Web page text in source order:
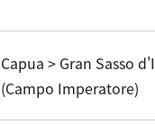
Capua > Gran Sasso
(Campo Imperatore)